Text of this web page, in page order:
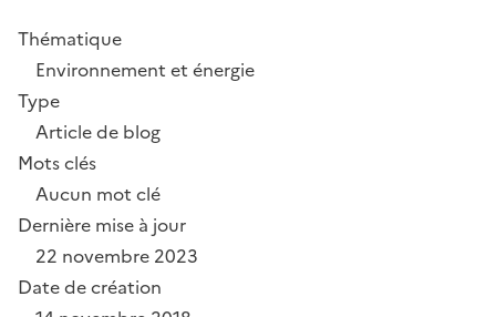
Thématique
Environnement et énergie
Type
Article de blog
Mots clés
Aucun mot clé
Dernière mise à jour
22 novembre 2023
Date de création